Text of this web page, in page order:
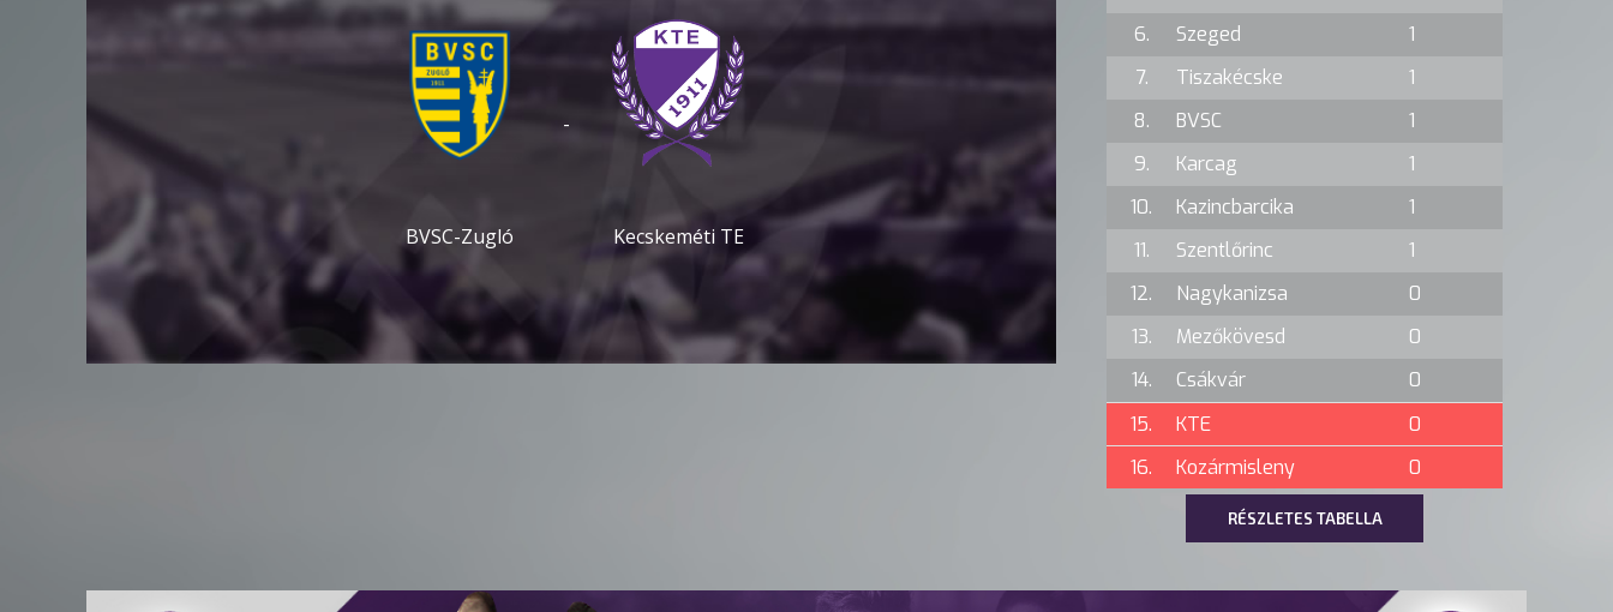
BVSC-Zugló
-
Kecskeméti TE
6.
Szeged
1
7.
Tiszakécske
1
8.
BVSC
1
9.
Karcag
1
10.
Kazincbarcika
1
11.
Szentlőrinc
1
12.
Nagykanizsa
0
13.
Mezőkövesd
0
14.
Csákvár
0
15.
KTE
0
16.
Kozármisleny 0
RÉSZLETES TABELLA